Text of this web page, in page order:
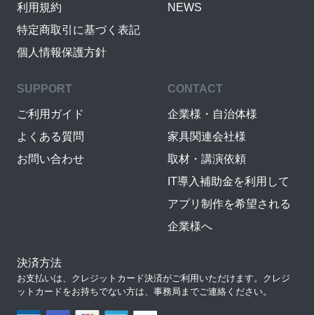
利用規約
特定商取引に基づく表記
個人情報保護方針
NEWS
SUPPORT
ご利用ガイド
よくある質問
お問い合わせ
CONTACT
企業様・自治体様
家具関連会社様
取材・講演依頼
IT導入補助金を利用して
アプリ制作を希望される
企業様へ
決済方法
お支払いは、クレジットカード決済がご利用いただけます。クレジ
ットカードをお持ちでない方は、事務局までご連絡ください。